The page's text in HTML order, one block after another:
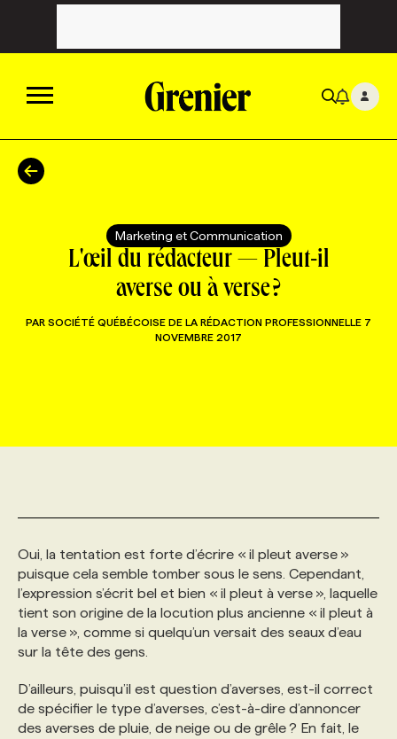
ACTUALITÉS
CATÉGORIES
TOUTES LES CATÉGORIES
CAMPAGNES ET CRÉATIVITÉ
NOUVEAUX MANDATS
INITIATIVES NUMÉRIQUES
PRIX ET DISTINCTIONS
TOUTES LES CHRONIQUES
MARKETING ET COMMUNICATION
MARKETING DURABLE
GEO/SEO
NOS AUTEUR‧RICES
FORFAITS ABONNEMENT
VOIR TOUTES LES PARUTIONS
INFOLETTRE EN BREF
BULLETIN RECRUTEMENT
ANNONCEZ AVEC NOUS
AFFICHEZ UN POSTE / TARIFS
PROFIL ENTREPRISE
FAQ
CANDIDAT
PROFIL CANDIDAT
NOS CONFÉRENCES
ANNONCEZ AVEC NOUS
FORMATIONS
NOS PARCOURS DE FORMATIONS
FORMATIONS PERSONNALISÉES
POURQUOI CHOISIR NOS FORMATIONS
SERVICE DE CHASSE DE TÊTE
NOS TARIFS
FAQ
Marketing et Communication
L'œil du rédacteur — Pleut-il
averse ou à verse ?
PAR SOCIÉTÉ QUÉBÉCOISE DE LA RÉDACTION PROFESSIONNELLE 7
NOVEMBRE 2017
Oui, la tentation est forte d’écrire « il pleut averse »
puisque cela semble tomber sous le sens. Cependant,
l’expression s’écrit bel et bien « il pleut à verse », laquelle
tient son origine de la locution plus ancienne « il pleut à
la verse », comme si quelqu’un versait des seaux d’eau
sur la tête des gens.
D’ailleurs, puisqu’il est question d’averses, est-il correct
de spécifier le type d’averses, c’est-à-dire d’annoncer
des averses de pluie, de neige ou de grêle ? En fait, le